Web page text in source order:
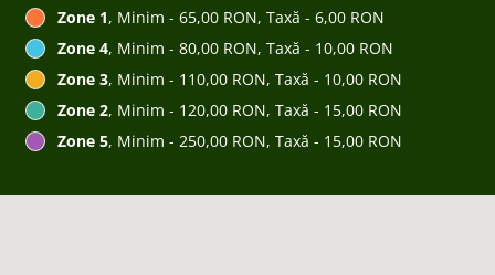
Zone 1, Minim - 65,00 RON, Taxă - 6,00 RON
Zone 4, Minim - 80,00 RON, Taxă - 10,00 RON
Zone 3, Minim - 110,00 RON, Taxă - 10,00 RON
Zone 2, Minim - 120,00 RON, Taxă - 15,00 RON
Zone 5, Minim - 250,00 RON, Taxă - 15,00 RON